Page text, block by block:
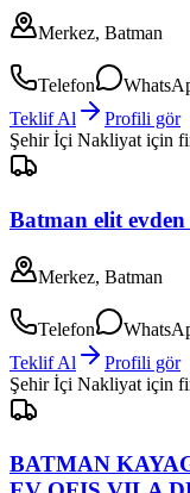
Merkez, Batman
Telefon
Teklif Al
Profili gör
Şehir İçi Nakliyat için
Batman elit
Merkez, Batman
Telefon
Teklif Al
Profili gör
Şehir İçi Nakliyat için
BATMAN